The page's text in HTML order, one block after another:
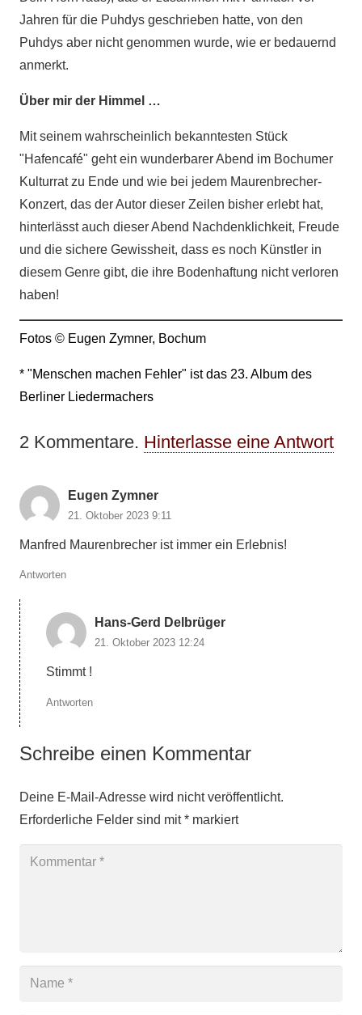
Jahren für die Puhdys geschrieben hatte, von den
Puhdys aber nicht genommen wurde, wie er bedauernd
anmerkt.
Über mir der Himmel …
Mit seinem wahrscheinlich bekanntesten Stück
"Hafencafé" geht ein wunderbarer Abend im Bochumer
Kulturrat zu Ende und wie bei jedem Maurenbrecher-
Konzert, das der Autor dieser Zeilen bisher erlebt hat,
hinterlässt auch dieser Abend Nachdenklichkeit, Freude
und die sichere Gewissheit, dass es noch Künstler in
diesem Genre gibt, die ihre Bodenhaftung nicht verloren
haben!
Fotos © Eugen Zymner, Bochum
* "Menschen machen Fehler" ist das 23. Album des
Berliner Liedermachers
2 Kommentare. Hinterlasse eine Antwort
Eugen Zymner
21. Oktober 2023 9:11
Manfred Maurenbrecher ist immer ein Erlebnis!
Antworten
Hans-Gerd Delbrüger
21. Oktober 2023 12:24
Stimmt !
Antworten
Schreibe einen Kommentar
Deine E-Mail-Adresse wird nicht veröffentlicht.
Erforderliche Felder sind mit* markiert